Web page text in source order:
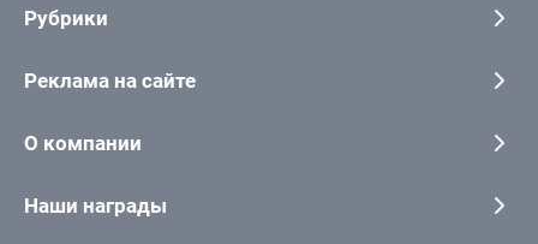
Рубрики
Реклама на сайте
О компании
Наши награды